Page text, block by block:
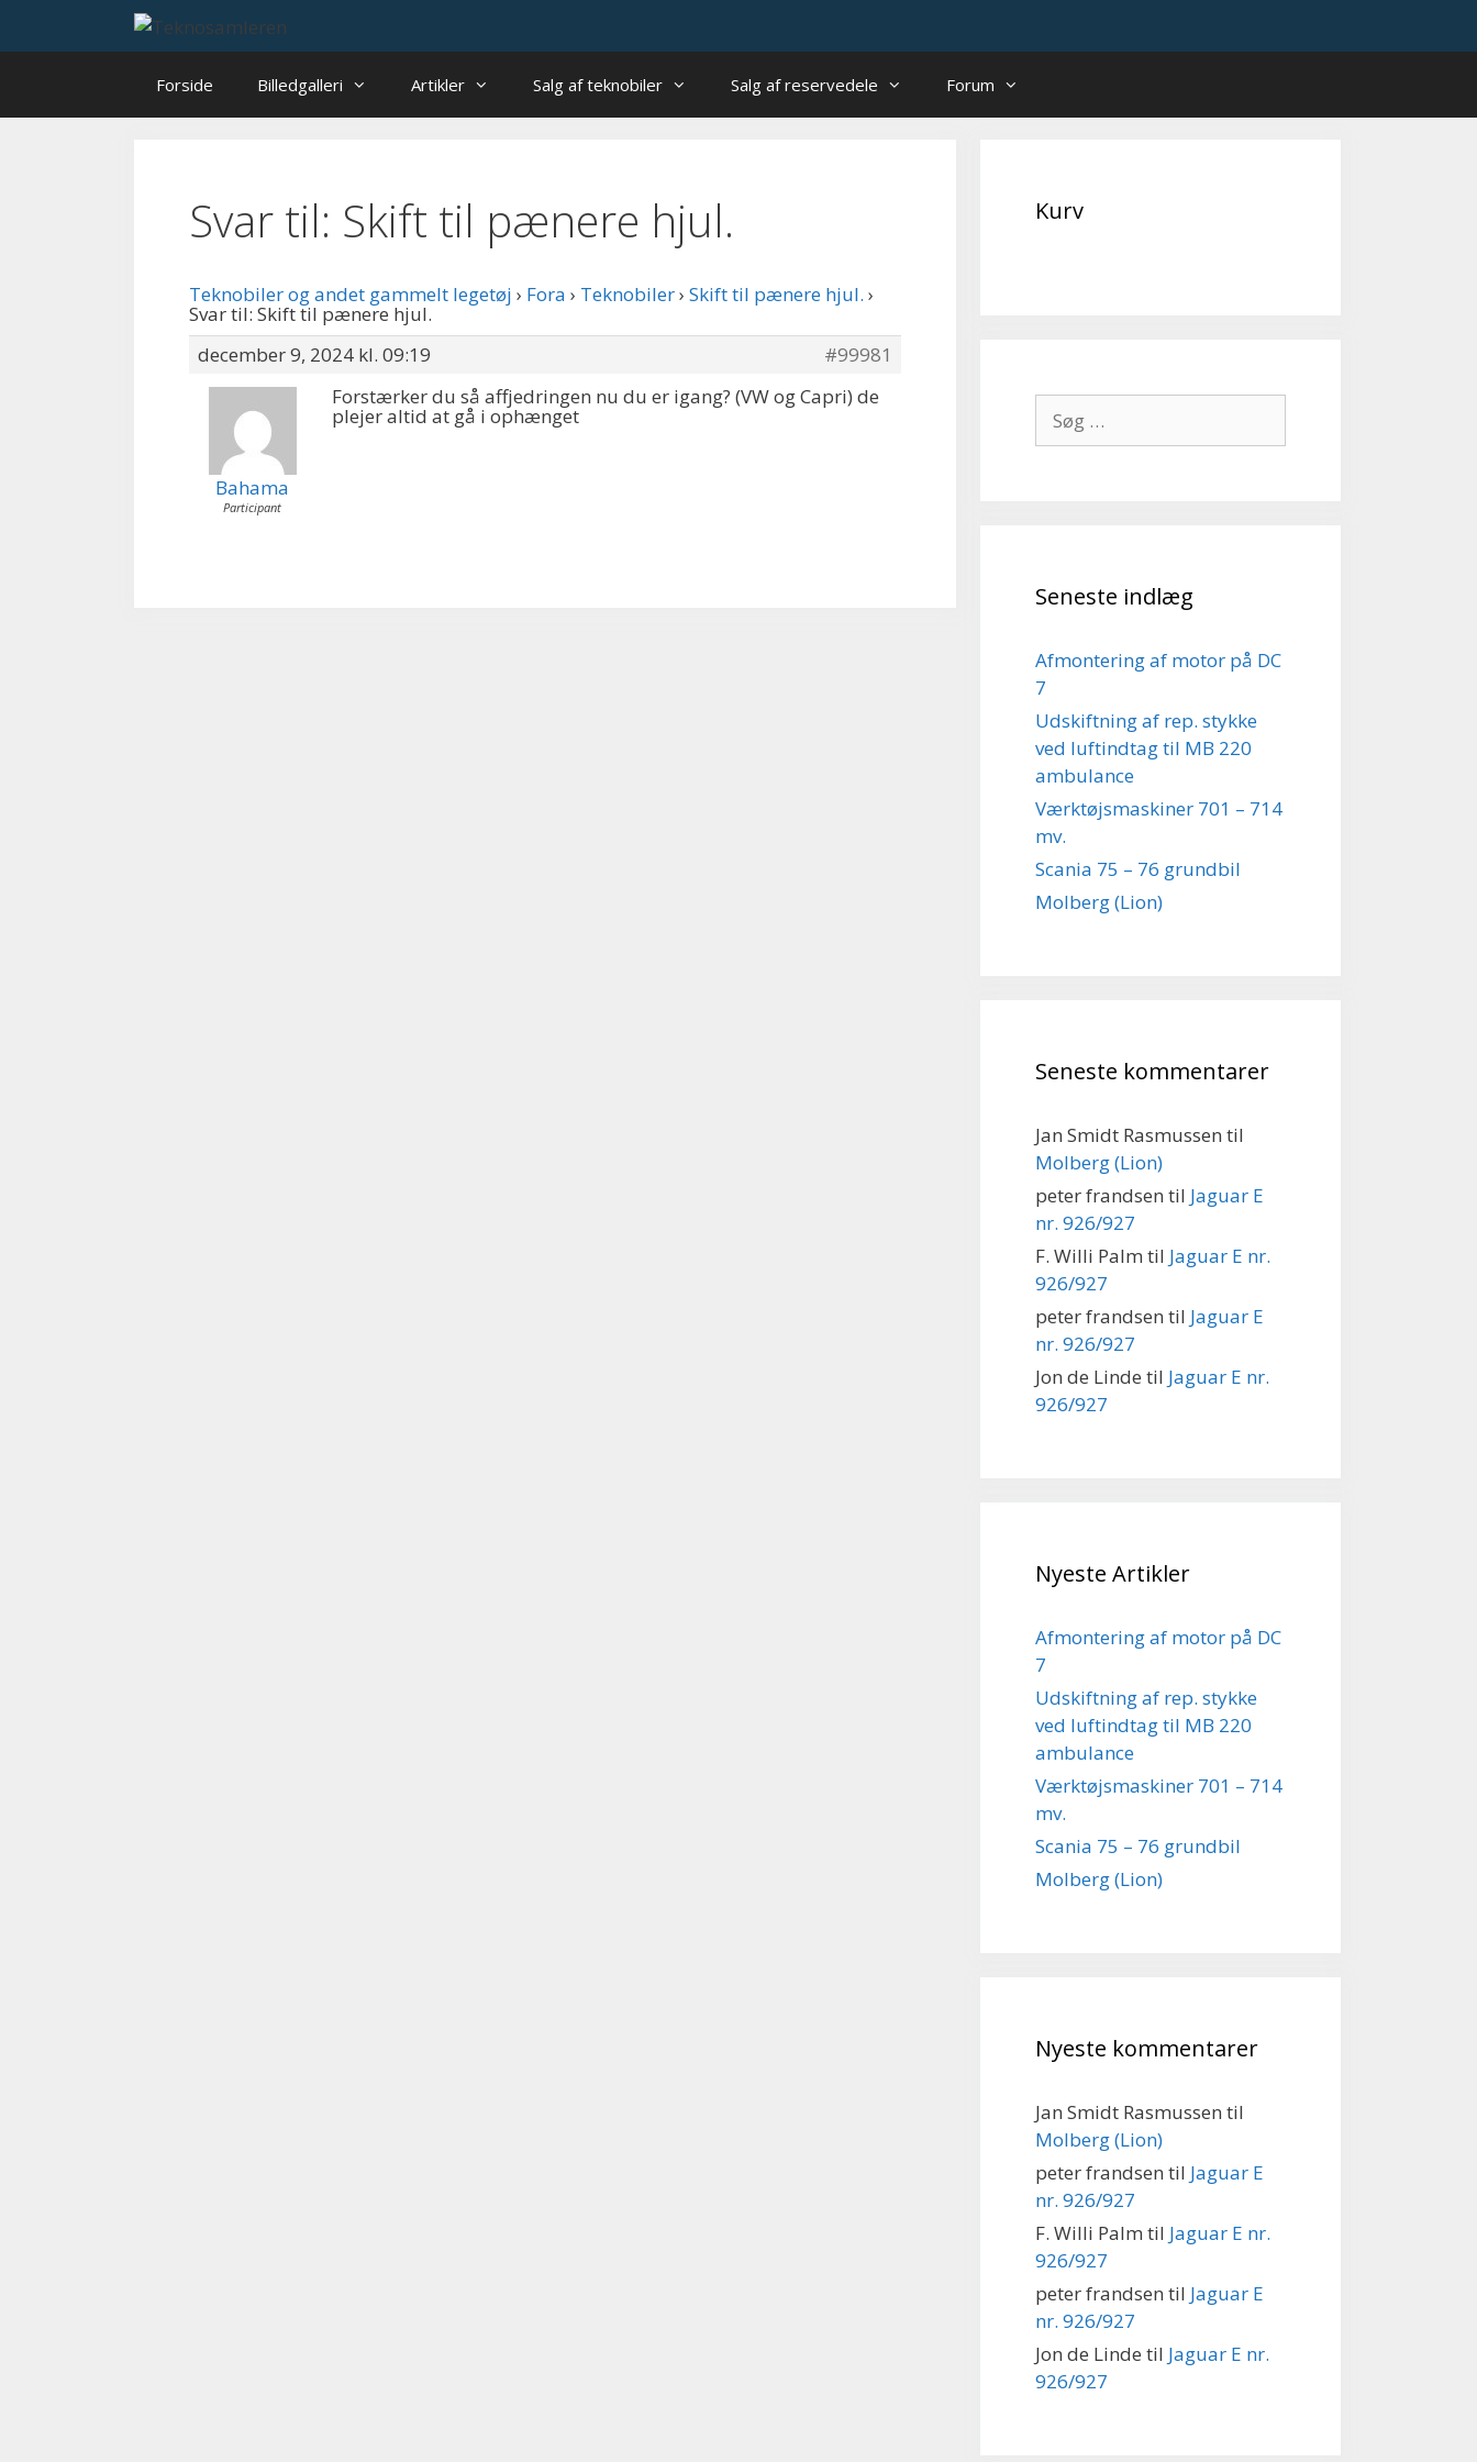
Forside Billedgalleri Artikler Salg af teknobiler Salg af reservedele Forum
Svar til: Skift til pænere hjul.
Teknobiler og andet gammelt legetøj › Fora › Teknobiler› Skift til pænere hjul. ›
Svar til: Skift til pænere hjul.
december 9, 2024 kl. 09:19
#99981
Bahama
Participant
Forstærker du så affjedringen nu du er igang? (VW og Capri) de
plejer altid at gå i ophænget
Kurv
efter:
Seneste indlæg
Afmontering af motor på DC
7
Udskiftning af rep. stykke
ved luftindtag til MB 220
ambulance
Værktøjsmaskiner 701 – 714
mv.
Scania 75 – 76 grundbil
Molberg (Lion)
Seneste kommentarer
Jan Smidt Rasmussen til
Molberg (Lion)
peter frandsen til Jaguar E
nr. 926/927
F. Willi Palm til Jaguar E nr.
926/927
peter frandsen til Jaguar E
nr. 926/927
Jon de Linde til Jaguar E nr.
926/927
Nyeste Artikler
Afmontering af motor på DC
7
Udskiftning af rep. stykke
ved luftindtag til MB 220
ambulance
Værktøjsmaskiner 701 – 714
mv.
Scania 75 – 76 grundbil
Molberg (Lion)
Nyeste kommentarer
Jan Smidt Rasmussen til
Molberg (Lion)
peter frandsen til Jaguar E
nr. 926/927
F. Willi Palm til Jaguar E nr.
926/927
peter frandsen til Jaguar E
nr. 926/927
Jon de Linde til Jaguar E nr.
926/927